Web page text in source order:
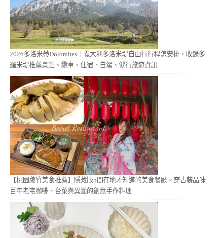
2026多洛米蒂Dolomites｜義大利多洛米堤自由行行程怎安排，收錄多
羅米堤推薦景點、纜車、住宿、自駕、健行旅遊資訊
【桃園蘆竹美食推薦】隱藏版5間在地才知道的美食餐廳。穿古裝品味
百年老宅咖啡、台菜與異國的創意手作料理